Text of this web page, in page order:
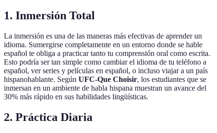
1. Inmersión Total
La inmersión es una de las maneras más efectivas de aprender un
idioma. Sumergirse completamente en un entorno donde se hable
español te obliga a practicar tanto tu comprensión oral como escrita.
Esto podría ser tan simple como cambiar el idioma de tu teléfono a
español, ver series y películas en español, o incluso viajar a un país
hispanohablante. Según UFC-Que Choisir, los estudiantes que se
inmersan en un ambiente de habla hispana muestran un avance del
30% más rápido en sus habilidades lingüísticas.
2. Práctica Diaria